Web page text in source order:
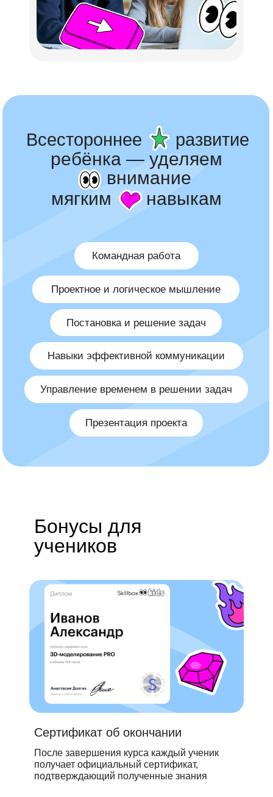
Бонусы для
учеников
Сертификат об окончании
После завершения курса каждый ученик
получает официальный сертификат,
подтверждающий полученные знания